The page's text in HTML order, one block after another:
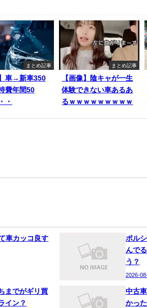
まとめ記事
車→新車350
費年間50
・
まとめ記事
【画像】陰キャが一生
体験できない車あるあ
るｗｗｗｗｗｗｗｗｗ
車カッコ良す
ポル
んで
う？
2026-
までがギリ買
イン？
中古
かっ